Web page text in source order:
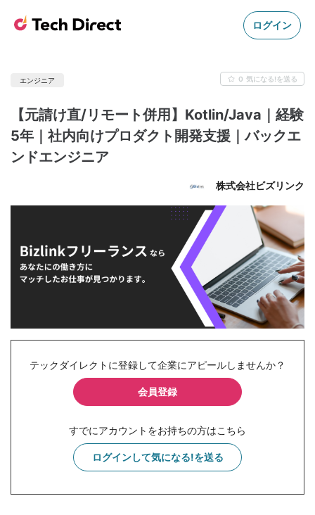
ログイン
エンジニア 0 気になる!を送る
【元請け直/リモート併用】Kotlin/Java｜経験
5年｜社内向けプロダクト開発支援｜バックエ
ンドエンジニア
株式会社ビズリンク
テックダイレクトに登録して企業にアピールしませんか？
会員登録
すでにアカウントをお持ちの方はこちら
ログインして気になる!を送る